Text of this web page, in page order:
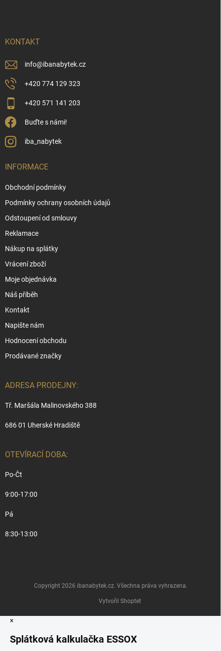
KONTAKT
info@ibanabytek.cz
+420 774 129 323
+420 571 141 203
Buďte s námi!
iba_nabytek
INFORMACE
Obchodní podmínky
Podmínky ochrany osobních údajů
Odstoupení od smlouvy
Reklamace
Nákup na splátky
Vrácení zboží
Moje objednávka
Náš příběh
Kontakt
Napište nám
Hodnocení obchodu
Prodávané značky
ADRESA PRODEJNY:
Tř. Maršála Malinovského 388
686 01 Uherské Hradiště
OTEVÍRACÍ DOBA:
Po-Čt
9:00-17:00
Pá
8:30-13:00
Vytvořil Shoptet
Copyright 2026 ibanabytek.cz. Všechna práva vyhrazena.
×
Splátková kalkulačka ESSOX